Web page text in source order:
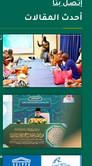
إتصل بنا
أحدث المقالات